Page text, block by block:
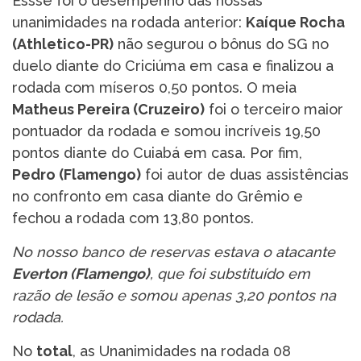
unanimidades na rodada anterior: Kaíque Rocha
(Athletico-PR) não segurou o bônus do SG no
duelo diante do Criciúma em casa e finalizou a
rodada com míseros 0,50 pontos. O meia
Matheus Pereira (Cruzeiro) foi o terceiro maior
pontuador da rodada e somou incríveis 19,50
pontos diante do Cuiabá em casa. Por fim,
Pedro (Flamengo) foi autor de duas assistências
no confronto em casa diante do Grêmio e
fechou a rodada com 13,80 pontos.
No nosso banco de reservas estava o atacante
Everton (Flamengo), que foi substituído em
razão de lesão e somou apenas 3,20 pontos na
rodada.
No total, as Unanimidades na rodada 08